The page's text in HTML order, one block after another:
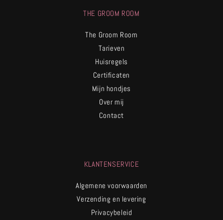
THE GROOM ROOM
The Groom Room
Tarieven
Huisregels
Certificaten
Mijn hondjes
Over mij
Contact
KLANTENSERVICE
Algemene voorwaarden
Verzending en levering
Privacybeleid